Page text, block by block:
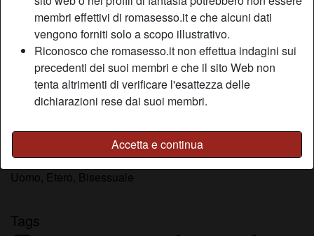
membri effettivi di romasesso.it e che alcuni dati
vengono forniti solo a scopo illustrativo.
Riconosco che romasesso.it non effettua indagini sui
precedenti dei suoi membri e che il sito Web non
tenta altrimenti di verificare l'esattezza delle
dichiarazioni rese dai suoi membri.
Accetta e continua
Fumatrice:
No
person_pin Descrizione
Non amo le feste o grandi gruppi di persone perché credo
sia scomodo e inutile. Sono una persona dalla mentalità
aperta pronta a rompere la routine. Non so come
Sta cercando
Uomo, Etero, Bisessuale
Tags